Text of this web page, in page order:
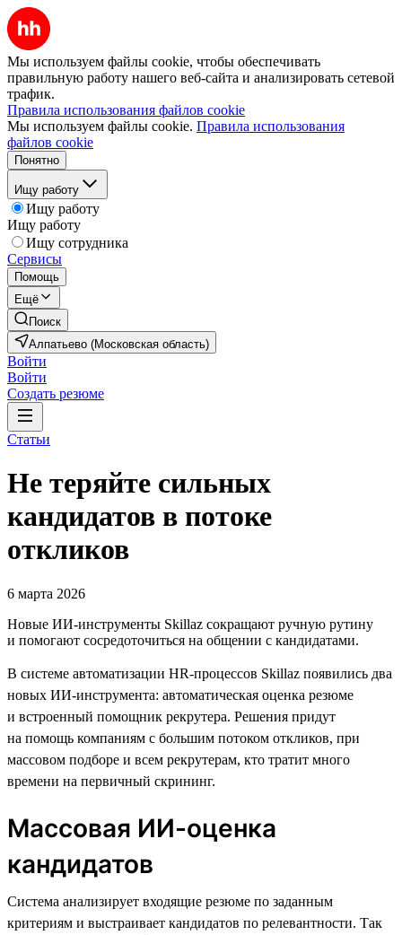
Мы используем файлы cookie, чтобы обеспечивать
правильную работу нашего веб-сайта и анализировать сетевой
трафик.
Правила использования файлов cookie
Мы используем файлы cookie. Правила использования
файлов cookie
Понятно
Ищу работу
Ищу работу
Ищу работу
Ищу сотрудника
Сервисы
Помощь
Ещё
Поиск
Алпатьево (Московская область)
Войти
Войти
Создать резюме
Статьи
Не теряйте сильных
кандидатов в потоке
откликов
6 марта 2026
Новые ИИ-инструменты Skillaz сокращают ручную рутину
и помогают сосредоточиться на общении с кандидатами.
В системе автоматизации HR-процессов Skillaz появились два
новых ИИ-инструмента: автоматическая оценка резюме
и встроенный помощник рекрутера. Решения придут
на помощь компаниям с большим потоком откликов, при
массовом подборе и всем рекрутерам, кто тратит много
времени на первичный скрининг.
Массовая ИИ-оценка
кандидатов
Система анализирует входящие резюме по заданным
критериям и выстраивает кандидатов по релевантности. Так